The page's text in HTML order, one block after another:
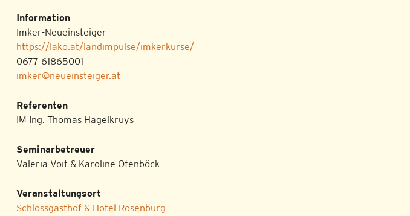
Information
Imker-Neueinsteiger
https://lako.at/landimpulse/imkerkurse/
0677 61865001
imker@neueinsteiger.at
Referenten
IM Ing. Thomas Hagelkruys
Seminarbetreuer
Valeria Voit & Karoline Ofenböck
Veranstaltungsort
Schlossgasthof & Hotel Rosenburg